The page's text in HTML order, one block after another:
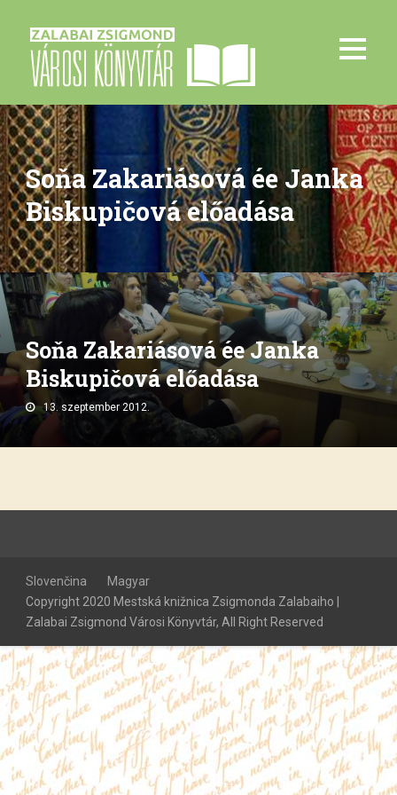
Soňa Zakariásová ée Janka
Biskupičová előadása
Soňa Zakariásová ée Janka
Biskupičová előadása
13. szeptember 2012.
Slovenčina
Magyar
Copyright 2020 Mestská knižnica Zsigmonda Zalabaiho |
Zalabai Zsigmond Városi Könyvtár, All Right Reserved